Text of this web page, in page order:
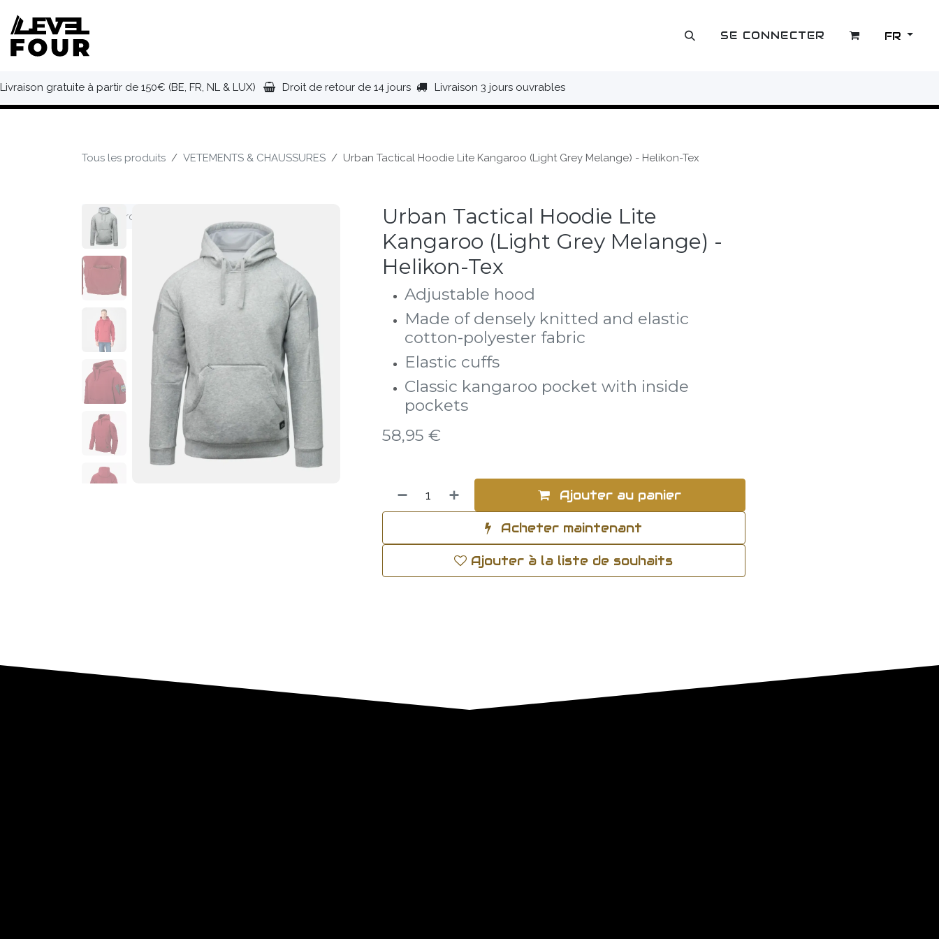
OUTLET SE CONNECTER FR
Livraison gratuite à partir de 150€ (BE, FR, NL & LUX) Droit de retour de 14 jours Livraison 3 jours ouvrables
Tous les produits VETEMENTS & CHAUSSURES Urban Tactical Hoodie Lite Kangaroo (Light Grey Melange) - Helikon-Tex
Urban Tactical Hoodie Lite
Kangaroo (Light Grey Melange) -
Helikon-Tex
Adjustable hood
Made of densely knitted and elastic
cotton-polyester fabric
Elastic cuffs
Classic kangaroo pocket with inside
pockets
58,95 €
Ajouter au panier
Acheter maintenant
Ajouter à la liste de souhaits